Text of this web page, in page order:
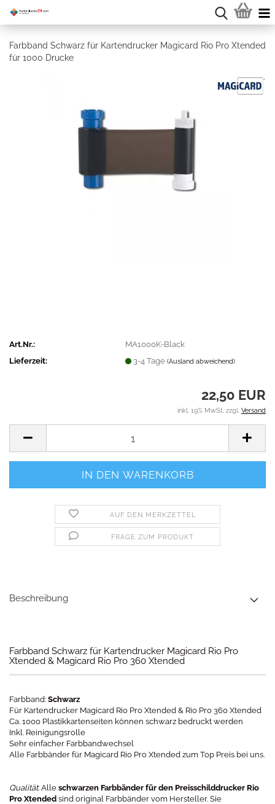
Farbband Schwarz für Kartendrucker Magicard Rio Pro Xtended
für 1000 Drucke
Art.Nr.:
MA1000K-Black​
Lieferzeit:
3-4 Tage(Ausland abweichend)
22,50 EUR
inkl. 19% MwSt. zzgl. Versand
AUF DEN MERKZETTEL
FRAGE ZUM PRODUKT
Beschreibung
Farbband Schwarz für Kartendrucker Magicard Rio Pro
Xtended & Magicard Rio Pro 360 Xtended
Farbband: Schwarz
Für Kartendrucker Magicard Rio Pro Xtended & Rio Pro 360 Xtended
Ca. 1000 Plastikkartenseiten können schwarz bedruckt werden
Inkl. Reinigungsrolle
Sehr einfacher Farbbandwechsel
Alle Farbbänder für Magicard Rio Pro Xtended zum Top Preis bei uns.
Qualität: Alle schwarzen Farbbänder für den Preisschilddrucker Rio
Pro Xtended sind original Farbbänder vom Hersteller. Sie